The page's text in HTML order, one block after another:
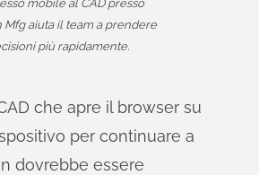
mobile al CAD presso
Mfg aiuta il team a prendere
più rapidamente.
che apre il browser su
per continuare a
dovrebbe essere